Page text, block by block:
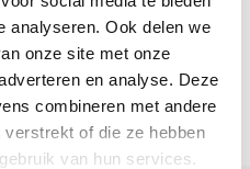
analyseren. Ook delen we
onze site met onze
en analyse. Deze
combineren met andere
of die ze hebben
van hun services.
voor uw vakantie in het
Neem dan contact
van dienst. Op deze